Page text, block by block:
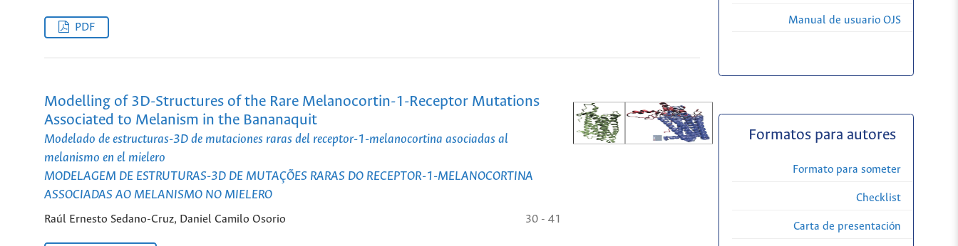
PDF
Modelling of 3D-Structures of the Rare Melanocortin-1-Receptor Mutations
Associated to Melanism in the Bananaquit
Modelado de estructuras-3D de mutaciones raras del receptor-1-melanocortina asociadas al
melanismo en el mielero
MODELAGEM DE ESTRUTURAS-3D DE MUTAÇÕES RARAS DO RECEPTOR-1-MELANOCORTINA
ASSOCIADAS AO MELANISMO NO MIELERO
Raúl Ernesto Sedano-Cruz, Daniel Camilo Osorio 30 - 41
Manual de usuario OJS
Formatos para autores
Formato para someter
Checklist
Carta de presentación